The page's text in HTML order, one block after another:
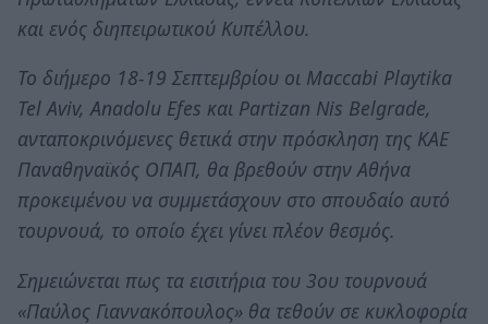
και ενός διηπειρωτικού Κυπέλλου.
Το διήμερο 18-19 Σεπτεμβρίου οι Maccabi Playtika
Tel Aviv, Anadolu Efes και Partizan Nis Belgrade,
ανταποκρινόμενες θετικά στην πρόσκληση της ΚΑΕ
Παναθηναϊκός ΟΠΑΠ, θα βρεθούν στην Αθήνα
προκειμένου να συμμετάσχουν στο σπουδαίο αυτό
τουρνουά, το οποίο έχει γίνει πλέον θεσμός.
Σημειώνεται πως τα εισιτήρια του 3ου τουρνουά
«Παύλος Γιαννακόπουλος» θα τεθούν σε κυκλοφορία